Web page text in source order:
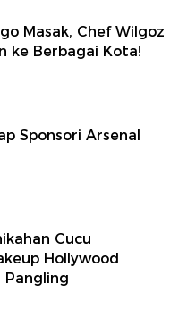
Masak, Chef Wilgoz
ke Berbagai Kota!
Sponsori Arsenal
Cucu
Hollywood
Pangling